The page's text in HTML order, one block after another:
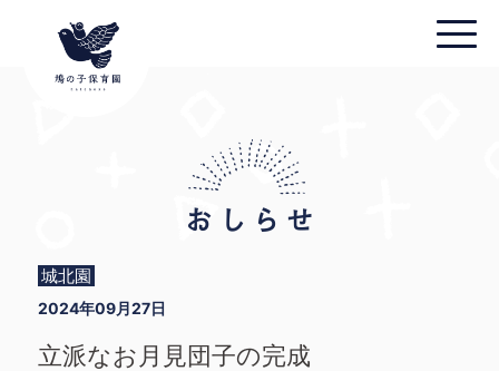
城北園
2024年09月27日
立派なお月見団子の完成